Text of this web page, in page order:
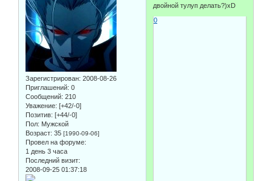
Зарегистрирован: 2008-08-26
Приглашений: 0
Сообщений: 210
Уважение: [+42/-0]
Позитив: [+44/-0]
Пол: Мужской
Возраст: 35 [1990-09-06]
Провел на форуме:
1 день 3 часа
Последний визит:
2008-09-25 01:37:18
двойной тулуп делать?)xD
0